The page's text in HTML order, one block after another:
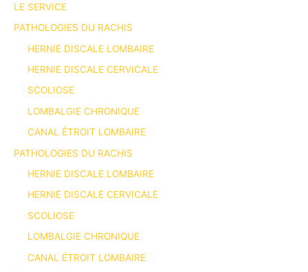
LE SERVICE
PATHOLOGIES DU RACHIS
HERNIE DISCALE LOMBAIRE
HERNIE DISCALE CERVICALE
SCOLIOSE
LOMBALGIE CHRONIQUE
CANAL ÉTROIT LOMBAIRE
PATHOLOGIES DU RACHIS
HERNIE DISCALE LOMBAIRE
HERNIE DISCALE CERVICALE
SCOLIOSE
LOMBALGIE CHRONIQUE
CANAL ÉTROIT LOMBAIRE